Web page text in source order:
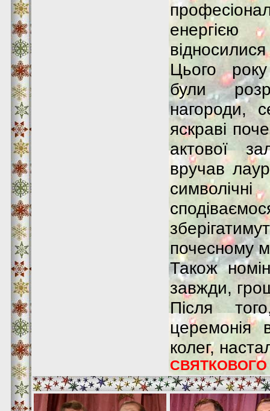
Цього
були
нагороди,
яскраві
актової
вручав
почесному
Також
завжди,
Після
церемонія
колег,
СВЯТКОВОГО